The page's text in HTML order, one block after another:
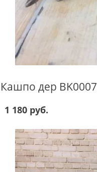
Кашпо дер BK0007
1 180 руб.